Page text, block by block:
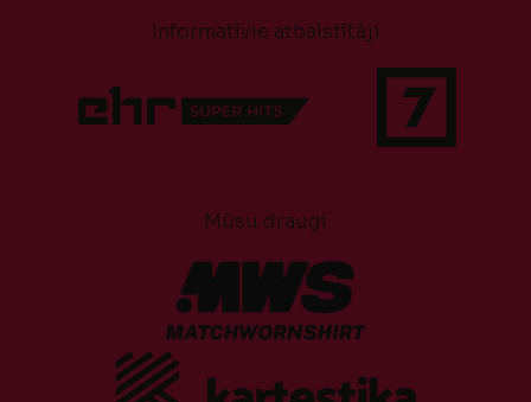
Informatīvie atbalstītāji
Mūsu draugi